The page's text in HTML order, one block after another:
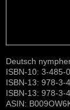
Deutsch
ISBN-10: 3-485-
ISBN-13: 978-3-
ISBN-13: 978-3-
ASIN: